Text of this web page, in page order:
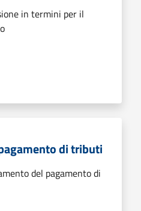
in termini per il
di tributi
del pagamento di